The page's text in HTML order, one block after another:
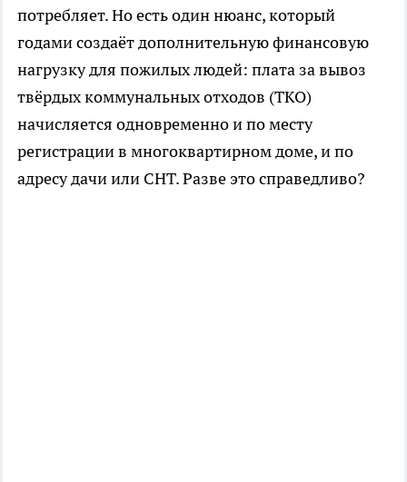
потребляет. Но есть один нюанс, который
годами создаёт дополнительную финансовую
нагрузку для пожилых людей: плата за вывоз
твёрдых коммунальных отходов (ТКО)
начисляется одновременно и по месту
регистрации в многоквартирном доме, и по
адресу дачи или СНТ. Разве это справедливо?